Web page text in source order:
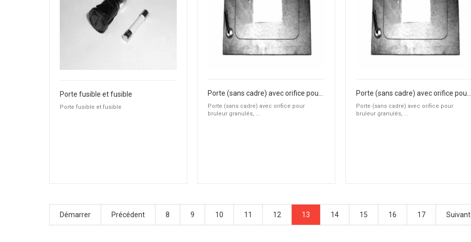
Porte fusible et fusible
Porte fusible et fusible
Porte (sans cadre) avec orifice pour
bruleur granulés, ...
Porte (sans cadre) avec orifice pour
bruleur granulés, ...
Démarrer Précédent 8 9 10 11 12 13 14 15 16 17 Suivant